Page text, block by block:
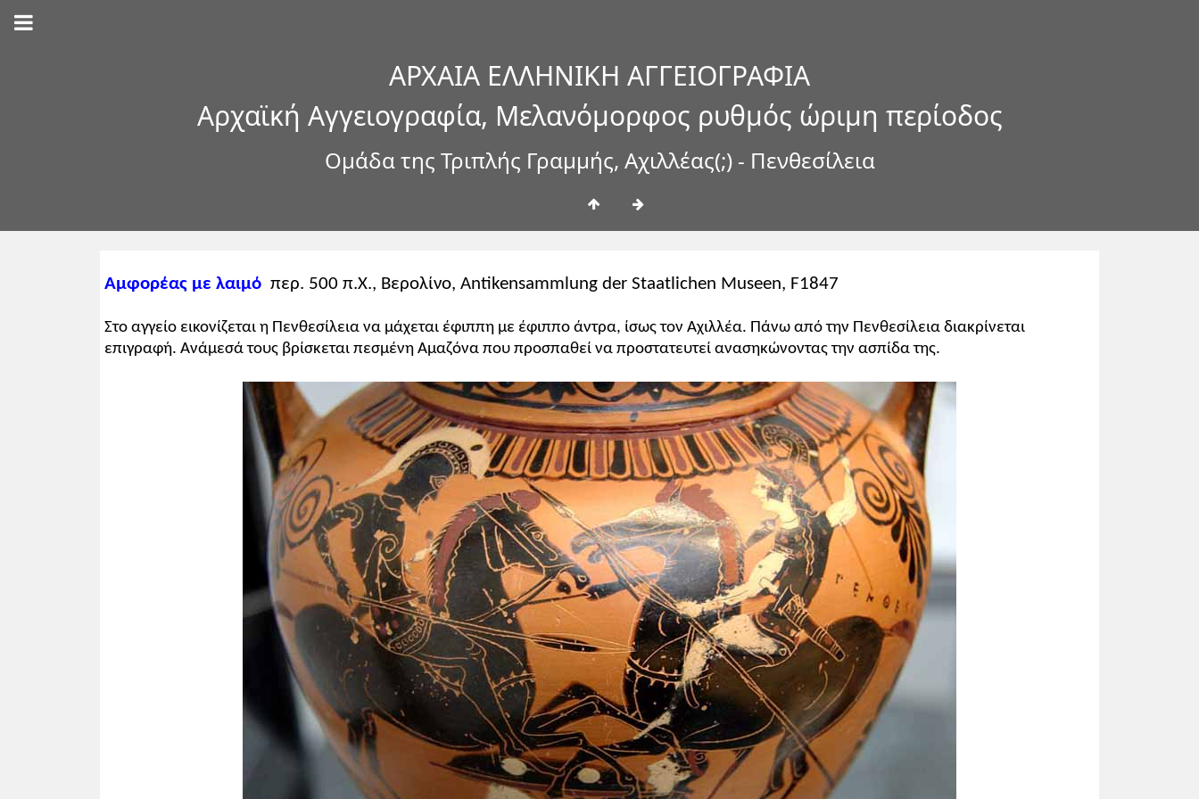
ΑΡΧΑΙΑ ΕΛΛΗΝΙΚΗ ΑΓΓΕΙΟΓΡΑΦΙΑ
Αρχαϊκή Αγγειογραφία, Μελανόμορφος ρυθμός ώριμη περίοδος
Ομάδα της Τριπλής Γραμμής, Αχιλλέας(;) - Πενθεσίλεια
Αμφορέας με λαιμόπερ. 500 π.Χ., Βερολίνο, Antikensammlung der Staatlichen Museen, F1847
Στο αγγείο εικονίζεται η Πενθεσίλεια να μάχεται έφιππη με έφιππο άντρα, ίσως τον Αχιλλέα. Πάνω από την Πενθεσίλεια διακρίνεται
επιγραφή. Ανάμεσά τους βρίσκεται πεσμένη Αμαζόνα που προσπαθεί να προστατευτεί ανασηκώνοντας την ασπίδα της.